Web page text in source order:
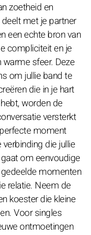
zoetheid en
met je partner
een echte bron van
compliciteit en je
sfeer. Deze
om jullie band te
die in je hart
worden de
versterkt
moment
die jullie
om eenvoudige
momenten
relatie. Neem de
koester die kleine
Voor singles
ontmoetingen